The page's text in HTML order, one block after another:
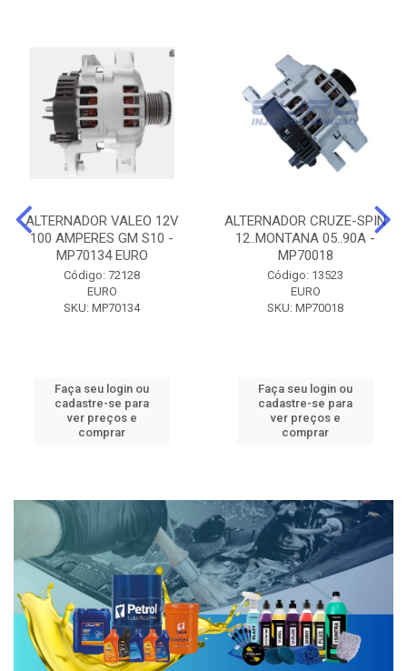
ALTERNADOR VALEO 12V
100 AMPERES GM S10 -
MP70134 EURO
Código: 72128
EURO
SKU: MP70134
Faça seu login ou
cadastre-se para
ver preços e
comprar
ALTERNADOR CRUZE-SPIN
12..MONTANA 05..90A -
MP70018
Código: 13523
EURO
SKU: MP70018
Faça seu login ou
cadastre-se para
ver preços e
comprar